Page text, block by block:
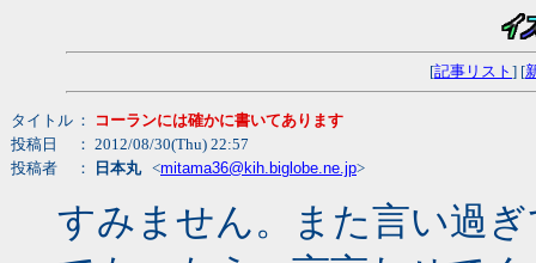
[記事リスト ] [
タイトル ：
コーランには確かに書いてあります
投稿日
： 2012/08/30(Thu) 22:57
投稿者
： 日本丸<mitama36@kih.biglobe.ne.jp>
すみません。また言い過